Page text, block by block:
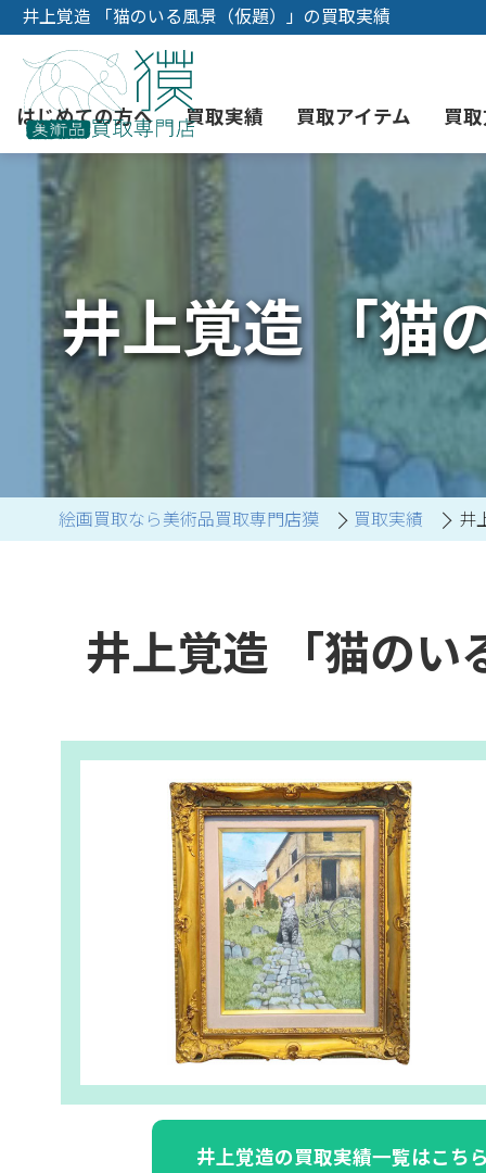
井上覚造 「猫のいる風景（仮題）」の買取実績
はじめての方へ
初めての美術品売却
YOUTUBE
買取実績 買取アイテム
骨董品買取
西洋アンティーク買取
中国骨董品買取
買
3つの買取方法
宅配・郵送買取
時価評価サービス
消費者志向自主宣言
井上覚造 「猫
絵画買取なら美術品買取専門店獏 買取実績 井
井上覚造 「猫のい
井上覚造の買取実績一覧はこち